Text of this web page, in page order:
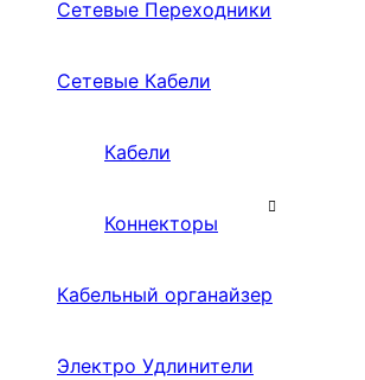
Сетевые Переходники
Сетевые Кабели
Кабели
Коннекторы
Кабельный органайзер
Электро Удлинители